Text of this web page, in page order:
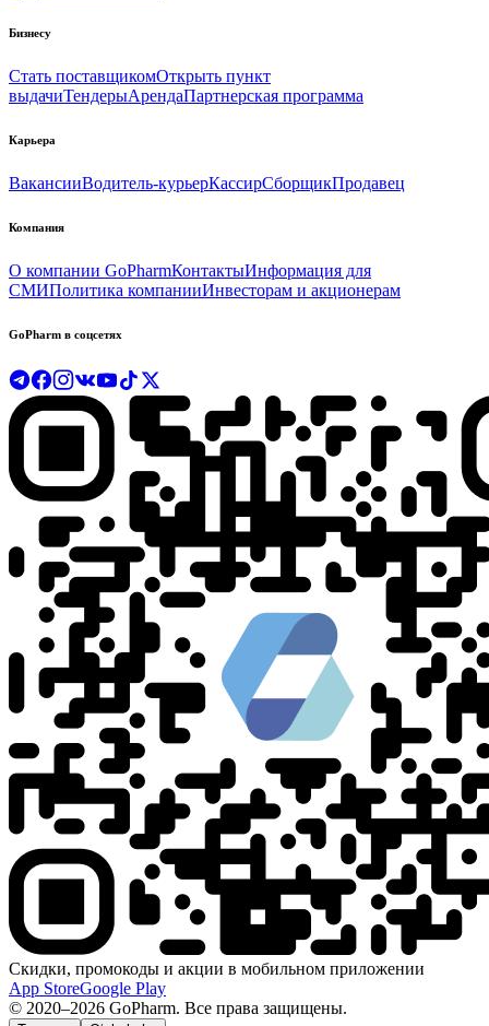
Бизнесу
Стать поставщикомОткрыть пункт
выдачиТендерыАрендаПартнерская программа
Карьера
ВакансииВодитель-курьерКассирСборщикПродавец
Компания
О компании GoPharmКонтактыИнформация для
СМИПолитика компанииИнвесторам и акционерам
GoPharm в соцсетях
Скидки, промокоды и акции в мобильном приложении
App StoreGoogle Play
© 2020–2026 GoPharm. Все права защищены.